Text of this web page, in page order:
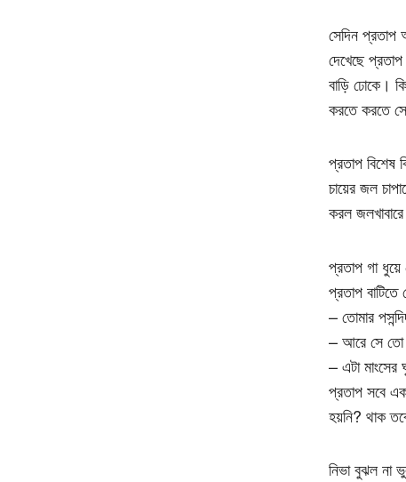
সেদিন প্রতাপ
দেখেছে
বাড়ি ঢোকে।
করতে করতে
প্রতাপ বিশেষ
চায়ের জল
করল
প্রতাপ গা ধুয়ে
প্রতাপ
– তোমার
– আরে সে তো
– এটা মাংসের
প্রতাপ সবে
হয়নি? থাক
নিভা বুঝল না